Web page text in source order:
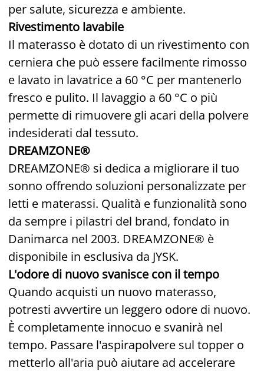
per salute, sicurezza e ambiente.
Rivestimento lavabile
Il materasso è dotato di un rivestimento con
cerniera che può essere facilmente rimosso
e lavato in lavatrice a 60 °C per mantenerlo
fresco e pulito. Il lavaggio a 60 °C o più
permette di rimuovere gli acari della polvere
indesiderati dal tessuto.
DREAMZONE®
DREAMZONE® si dedica a migliorare il tuo
sonno offrendo soluzioni personalizzate per
letti e materassi. Qualità e funzionalità sono
da sempre i pilastri del brand, fondato in
Danimarca nel 2003. DREAMZONE® è
disponibile in esclusiva da JYSK.
L'odore di nuovo svanisce con il tempo
Quando acquisti un nuovo materasso,
potresti avvertire un leggero odore di nuovo.
È completamente innocuo e svanirà nel
tempo. Passare l'aspirapolvere sul topper o
metterlo all'aria può aiutare ad accelerare